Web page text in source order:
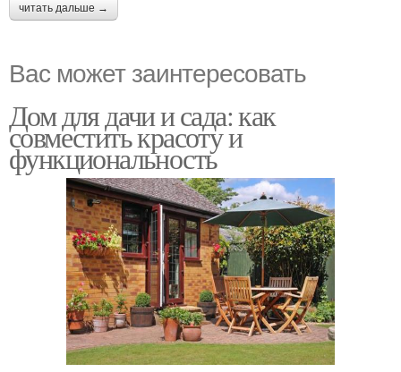
читать дальше →
Вас может заинтересовать
Дом для дачи и сада: как
совместить красоту и
функциональность